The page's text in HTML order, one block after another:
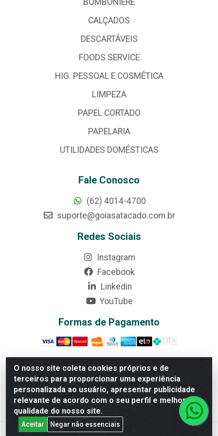
O nosso site coleta cookies próprios e de
terceiros para proporcionar uma experiência
personalizada ao usuário, apresentar publicidade
relevante de acordo com o seu perfil e melhorar a
qualidade do nosso site.
Aceitar
Negar não essenciais
CALÇADOS
DESCARTÁVEIS
FOODS SERVICE
HIG. PESSOAL E COSMÉTICA
LIMPEZA
PAPEL CORTADO
PAPELARIA
UTILIDADES DOMÉSTICAS
Fale Conosco
(62) 4014-4700
suporte@goiasatacado.com.br
Redes Sociais
Instagram
Facebook
Linkedin
YouTube
Formas de Pagamento
Rede Brasil - Avenida Universitária, nº 3860, Jardim das
Américas II Etapa - Anápolis/GO - CEP 75070-415 -
CNPJ 07.728.073/0002-24